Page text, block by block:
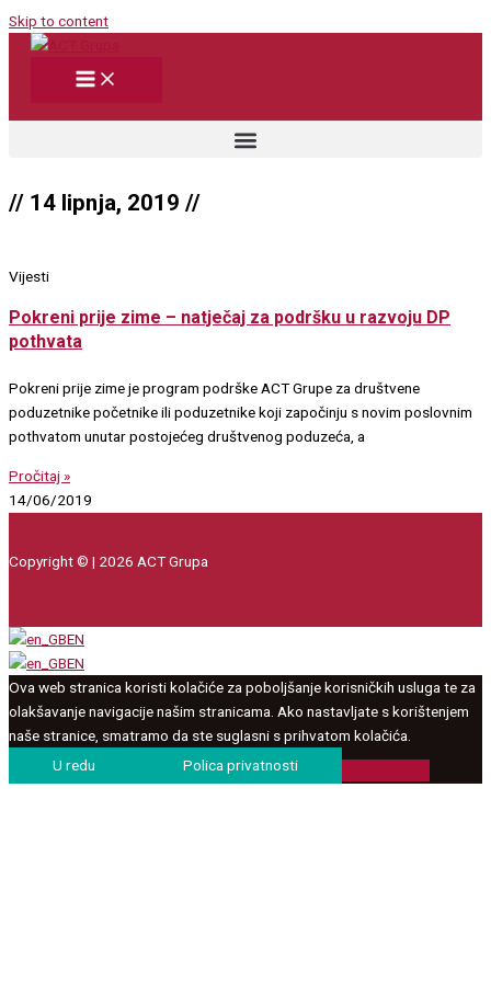
Skip to content
// 14 lipnja, 2019 //
Vijesti
Pokreni prije zime – natječaj za podršku u razvoju DP
pothvata
Pokreni prije zime je program podrške ACT Grupe za društvene
poduzetnike početnike ili poduzetnike koji započinju s novim poslovnim
pothvatom unutar postojećeg društvenog poduzeća, a
Pročitaj »
14/06/2019
Copyright © | 2026 ACT Grupa
EN
EN
Ova web stranica koristi kolačiće za poboljšanje korisničkih usluga te za
olakšavanje navigacije našim stranicama. Ako nastavljate s korištenjem
naše stranice, smatramo da ste suglasni s prihvatom kolačića.
U redu
Polica privatnosti